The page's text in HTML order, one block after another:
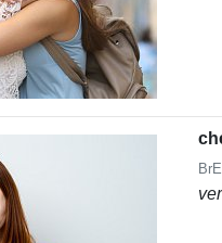
BrE